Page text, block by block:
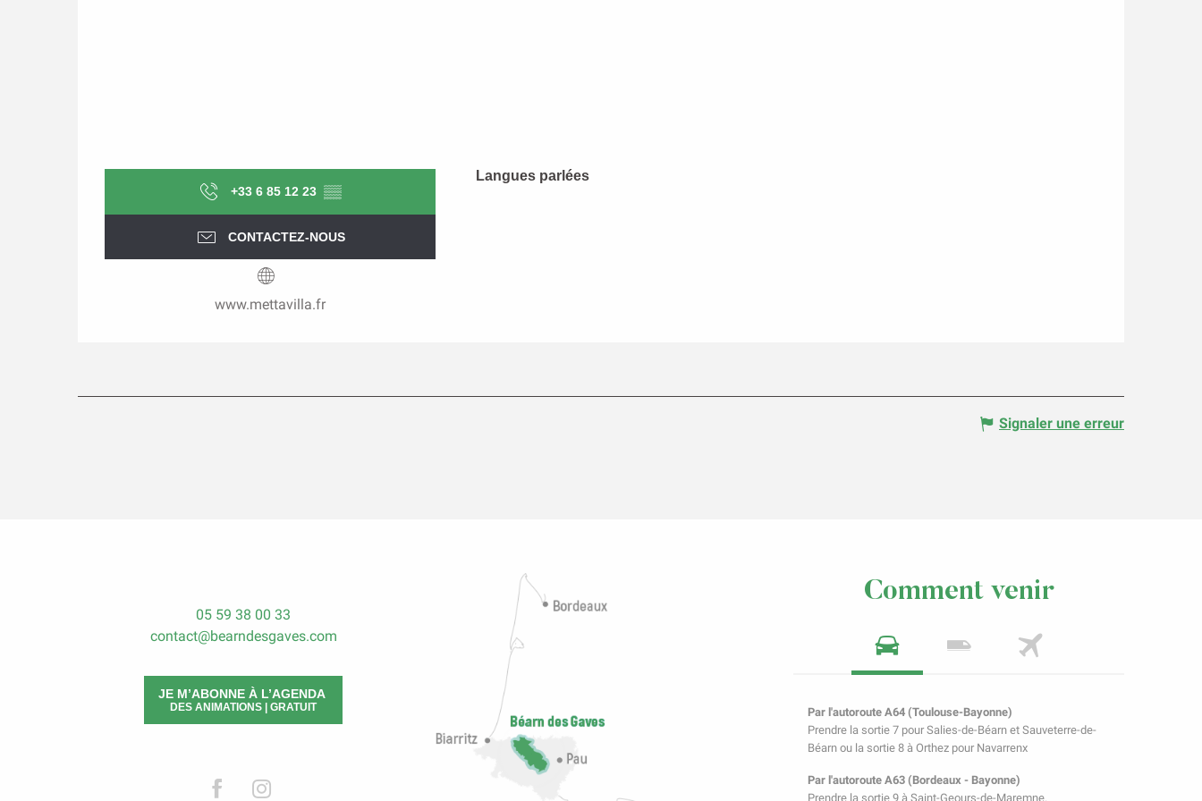
+33 6 85 12 23 ▒▒
CONTACTEZ-NOUS
www.mettavilla.fr
Langues parlées
Langues parlées
Signaler une erreur
05 59 38 00 33
contact@bearndesgaves.com
JE M’ABONNE À L’AGENDA
DES ANIMATIONS | GRATUIT
Comment venir
Par l'autoroute A64 (Toulouse-Bayonne)
Prendre la sortie 7 pour Salies-de-Béarn et Sauveterre-de-
Béarn ou la sortie 8 à Orthez pour Navarrenx
Par l'autoroute A63 (Bordeaux - Bayonne)
Prendre la sortie 9 à Saint-Geours-de-Maremne.